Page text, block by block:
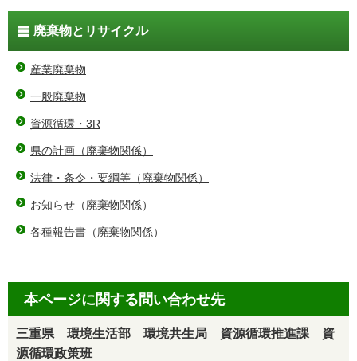
廃棄物とリサイクル
産業廃棄物
一般廃棄物
資源循環・3R
県の計画（廃棄物関係）
法律・条令・要綱等（廃棄物関係）
お知らせ（廃棄物関係）
各種報告書（廃棄物関係）
本ページに関する問い合わせ先
三重県 環境生活部 環境共生局 資源循環推進課 資
源循環政策班